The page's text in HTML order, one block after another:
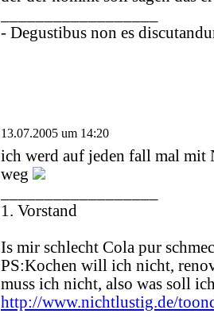
- Degustibus non es
13.07.2005 um 14:20
ich werd auf jeden fall mal mit
weg
1. Vorstand
Is mir schlecht Cola pur
PS:Kochen will ich nicht,
muss ich nicht, also was soll
http://www.nichtlustig.de/